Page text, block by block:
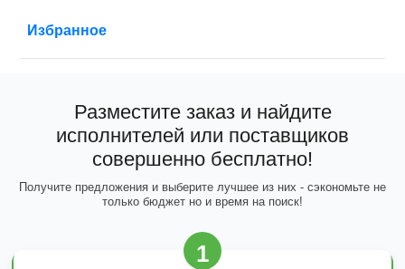
Избранное
Разместите заказ и найдите
исполнителей или поставщиков
совершенно бесплатно!
Получите предложения и выберите лучшее из них - сэкономьте не
только бюджет но и время на поиск!
1